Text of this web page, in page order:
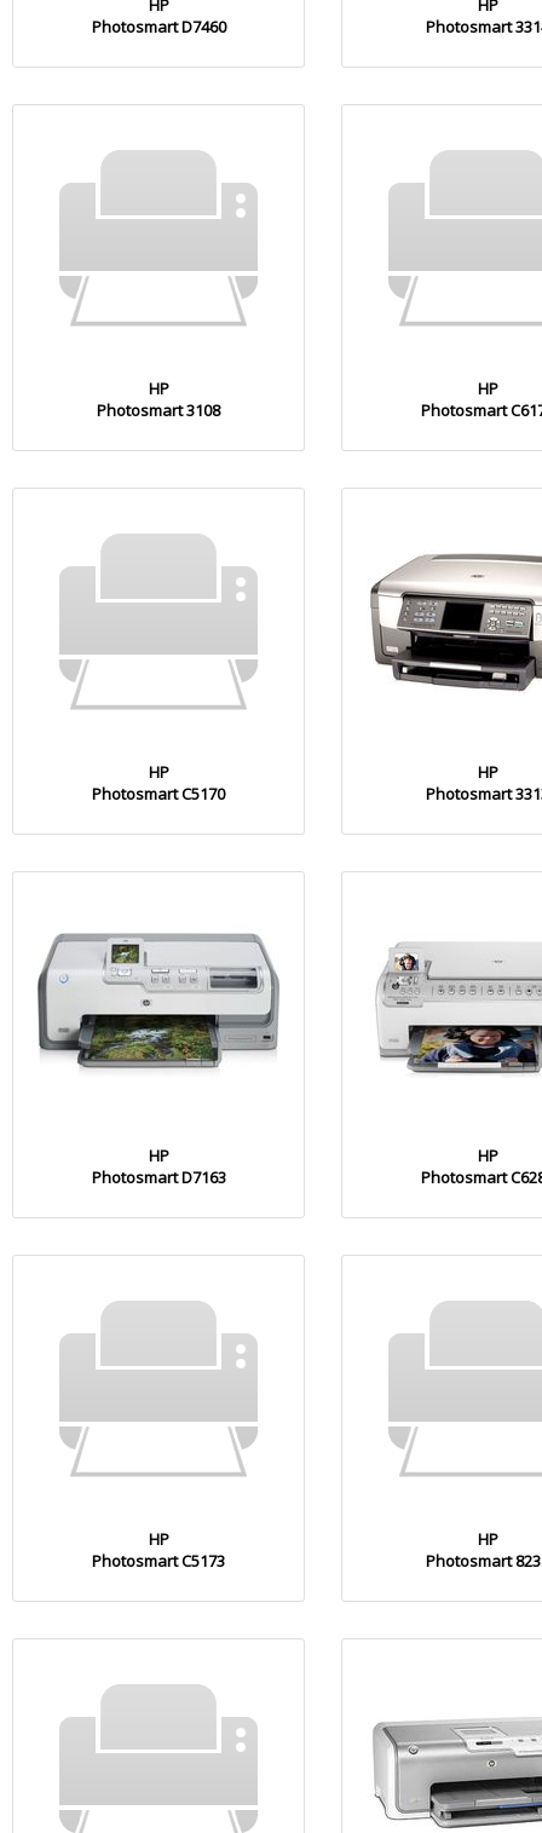
HP
Photosmart D7460
HP
Photosmart
HP
Photosmart 3108
HP
Photosmart
HP
Photosmart C5170
HP
Photosmart
HP
Photosmart D7163
HP
Photosmart
HP
Photosmart C5173
HP
Photosmart